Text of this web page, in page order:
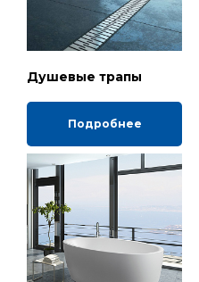
Душевые трапы
Подробнее